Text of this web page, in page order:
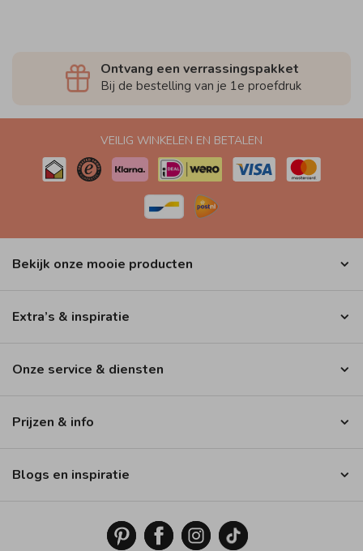
Ontvang een verrassingspakket
Bij de bestelling van je 1e proefdruk
VEILIG WINKELEN EN BETALEN
Bekijk onze mooie producten
Extra’s & inspiratie
Onze service & diensten
Prijzen & info
Blogs en inspiratie